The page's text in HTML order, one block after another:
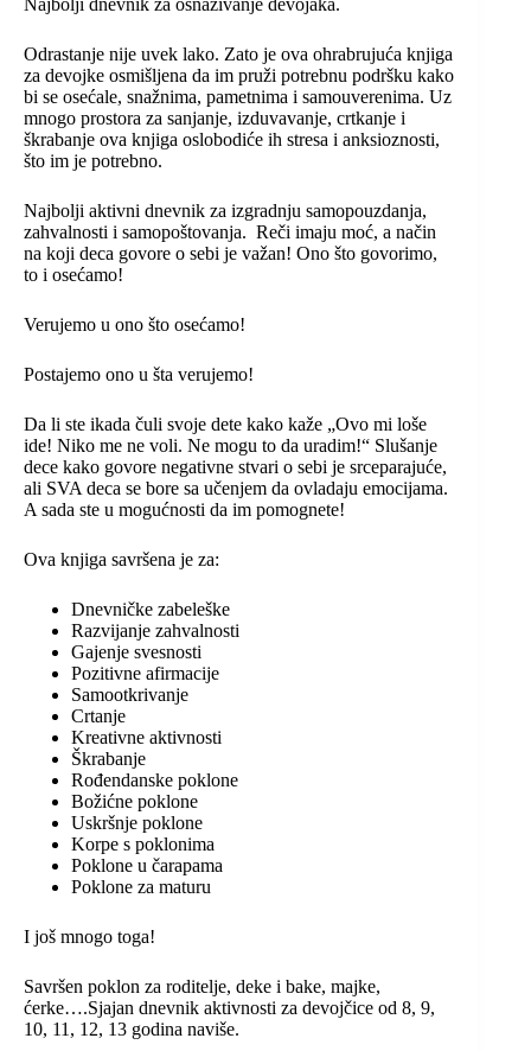
Najbolji dnevnik za osnaživanje devojaka.
Odrastanje nije uvek lako. Zato je ova ohrabrujuća knjiga
za devojke osmišljena da im pruži potrebnu podršku kako
bi se osećale, snažnima, pametnima i samouverenima. Uz
mnogo prostora za sanjanje, izduvavanje, crtkanje i
škrabanje ova knjiga oslobodiće ih stresa i anksioznosti,
što im je potrebno.
Najbolji aktivni dnevnik za izgradnju samopouzdanja,
zahvalnosti i samopoštovanja. Reči imaju moć, a način
na koji deca govore o sebi je važan! Ono što govorimo,
to i osećamo!
Verujemo u ono što osećamo!
Postajemo ono u šta verujemo!
Da li ste ikada čuli svoje dete kako kaže „Ovo mi loše
ide! Niko me ne voli. Ne mogu to da uradim!“ Slušanje
dece kako govore negativne stvari o sebi je srceparajuće,
ali SVA deca se bore sa učenjem da ovladaju emocijama.
A sada ste u mogućnosti da im pomognete!
Ova knjiga savršena je za:
Dnevničke zabeleške
Razvijanje zahvalnosti
Gajenje svesnosti
Pozitivne afirmacije
Samootkrivanje
Crtanje
Kreativne aktivnosti
Škrabanje
Rođendanske poklone
Božićne poklone
Uskršnje poklone
Korpe s poklonima
Poklone u čarapama
Poklone za maturu
I još mnogo toga!
Savršen poklon za roditelje, deke i bake, majke,
ćerke….Sjajan dnevnik aktivnosti za devojčice od 8, 9,
10, 11, 12, 13 godina naviše.